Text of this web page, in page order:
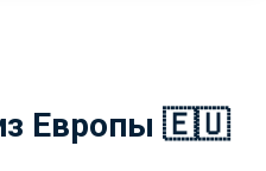
Европы 🇪🇺